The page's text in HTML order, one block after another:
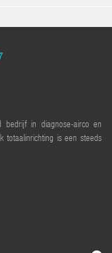
bedrijf in diagnose-airco en
totaalinrichting is een steeds